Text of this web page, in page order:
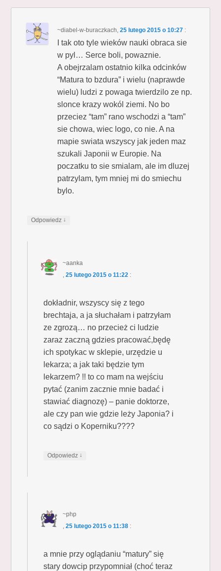
~diabel-w-buraczkach,25 lutego 2015 o 10:27 :
I tak oto tyle wieków nauki obraca sie
w pyl… Serce boli, powaznie.
A obejrzalam ostatnio kilka odcinków
“Matura to bzdura” i wielu (naprawde
wielu) ludzi z powaga twierdzilo ze np.
slonce krazy wokól ziemi. No bo
przeciez “tam” rano wschodzi a “tam”
sie chowa, wiec logo, co nie. A na
mapie swiata wszyscy jak jeden maz
szukali Japonii w Europie. Na
poczatku to sie smialam, ale im dluzej
patrzylam, tym mniej mi do smiechu
bylo.
Odpowiedz ↓
~aanka
, 25 lutego 2015 o 11:22 :
dokładnir, wszyscy się z tego
brechtaja, a ja słuchałam i patrzyłam
ze zgrozą… no przecież ci ludzie
zaraz zaczną gdzies pracować,będę
ich spotykac w sklepie, urzędzie u
lekarza; a jak taki będzie tym
lekarzem? !! to co mam na wejściu
pytać (zanim zacznie mnie badać i
stawiać diagnozę) – panie doktorze,
ale czy pan wie gdzie leży Japonia? i
co sądzi o Koperniku????
Odpowiedz ↓
~php
, 25 lutego 2015 o 11:38 :
a mnie przy oglądaniu “matury” się
stary dowcip przypomniał (choć teraz